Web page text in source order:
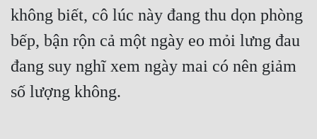
không biết, cô lúc này đang thu dọn phòng
bếp, bận rộn cả một ngày eo mỏi lưng đau
đang suy nghĩ xem ngày mai có nên giảm